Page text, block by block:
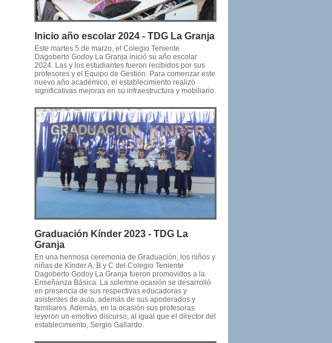
Inicio año escolar 2024 - TDG La Granja
Este martes 5 de marzo, el Colegio Teniente
Dagoberto Godoy La Granja inició su año escolar
2024. Las y los estudiantes fueron recibidos por sus
profesores y el Equipo de Gestión. Para comenzar este
nuevo año académico, el establecimiento realizó
significativas mejoras en su infraestructura y mobiliario.
Graduación Kínder 2023 - TDG La
Granja
En una hermosa ceremonia de Graduación, los niños y
niñas de Kínder A, B y C del Colegio Teniente
Dagoberto Godoy La Granja fueron promovidos a la
Enseñanza Básica. La solemne ocasión se desarrolló
en presencia de sus respectivas educadoras y
asistentes de aula, además de sus apoderados y
familiares. Además, en la ocasión sus profesoras
leyeron un emotivo discurso, al igual que el director del
establecimiento, Sergio Gallardo.